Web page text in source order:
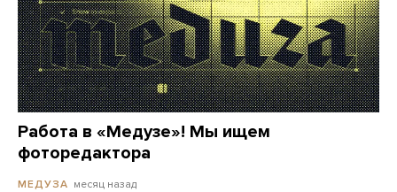
Работа в «Медузе»! Мы ищем
фоторедактора
МЕДУЗА месяц назад